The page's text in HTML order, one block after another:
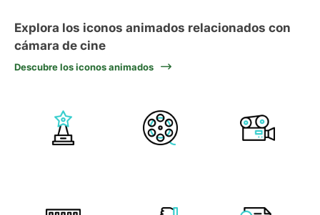
Explora los iconos animados relacionados con
cámara de cine
Descubre los iconos animados